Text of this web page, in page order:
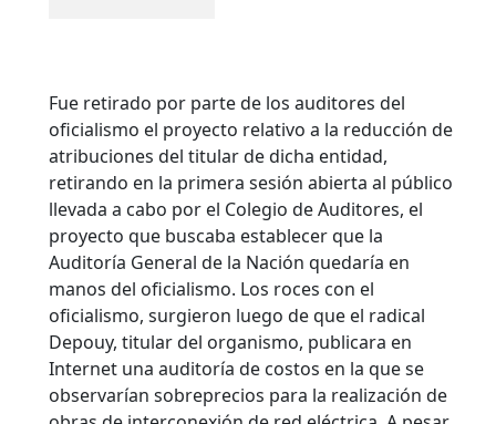
Fue retirado por parte de los auditores del
oficialismo el proyecto relativo a la reducción de
atribuciones del titular de dicha entidad,
retirando en la primera sesión abierta al público
llevada a cabo por el Colegio de Auditores, el
proyecto que buscaba establecer que la
Auditoría General de la Nación quedaría en
manos del oficialismo. Los roces con el
oficialismo, surgieron luego de que el radical
Depouy, titular del organismo, publicara en
Internet una auditoría de costos en la que se
observarían sobreprecios para la realización de